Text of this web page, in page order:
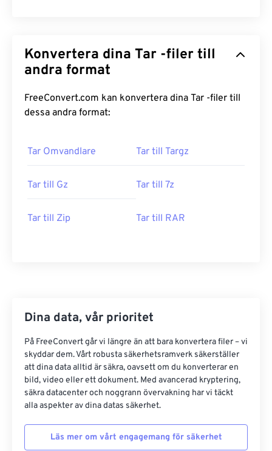
Konvertera dina Tar -filer till
andra format
FreeConvert.com kan konvertera dina Tar -filer till
dessa andra format:
Tar Omvandlare Tar till Targz
Tar till Gz Tar till 7z
Tar till Zip Tar till RAR
Dina data, vår prioritet
På FreeConvert går vi längre än att bara konvertera filer – vi
skyddar dem. Vårt robusta säkerhetsramverk säkerställer
att dina data alltid är säkra, oavsett om du konverterar en
bild, video eller ett dokument. Med avancerad kryptering,
säkra datacenter och noggrann övervakning har vi täckt
alla aspekter av dina datas säkerhet.
Läs mer om vårt engagemang för säkerhet